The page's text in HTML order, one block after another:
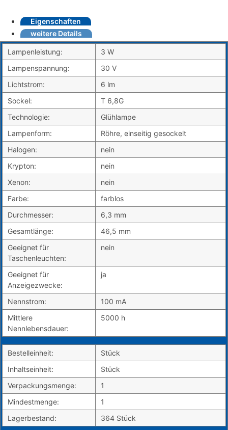
Eigenschaften
weitere Details
Lampenleistung:
3 W
Lampenspannung:
30 V
Lichtstrom:
6 lm
Sockel:
T 6,8G
Technologie:
Glühlampe
Lampenform:
Röhre, einseitig gesockelt
Halogen:
nein
Krypton:
nein
Xenon:
nein
Farbe:
farblos
Durchmesser:
6,3 mm
Gesamtlänge:
46,5 mm
Geeignet für
Taschenleuchten:
nein
Geeignet für
Anzeigezwecke:
ja
Nennstrom:
100 mA
Mittlere
Nennlebensdauer:
5000 h
Bestelleinheit:
Stück
Inhaltseinheit:
Stück
Verpackungsmenge:
1
Mindestmenge:
1
Lagerbestand:
364 Stück